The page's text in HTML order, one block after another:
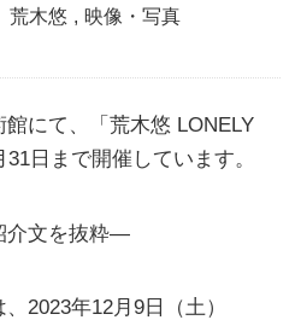
荒木悠 , 映像・写真
にて、「荒木悠 LONELY
日まで開催しています。
介文を抜粋—
2023年12月9日（土）